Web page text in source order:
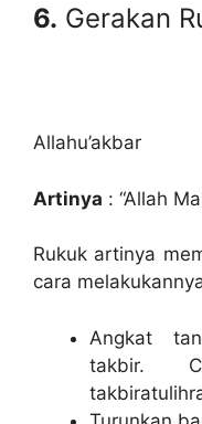
6. Gerakan
Allahu’akbar
Artinya : “Allah
Rukuk artinya
cara
Angkat
takbir.